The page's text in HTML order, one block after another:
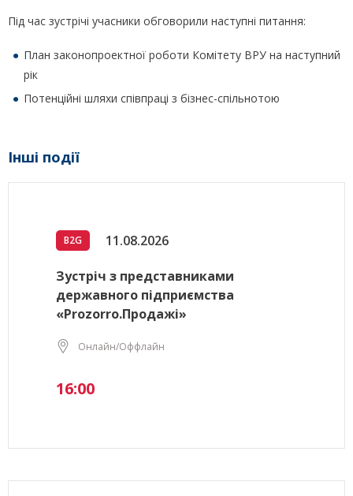
Під час зустрічі учасники обговорили наступні питання:
План законопроектної роботи Комітету ВРУ на наступний
рік
Потенційні шляхи співпраці з бізнес-спільнотою
Інші події
B2G 11.08.2026
Зустріч з представниками
державного підприємства
«Prozorro.Продажі»
Онлайн/Оффлайн
16:00